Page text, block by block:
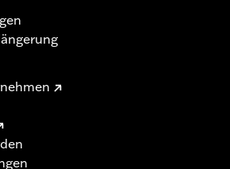
in Bezug auf